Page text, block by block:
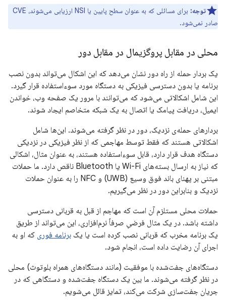
توجه:
برای مسائلی که به عنوان سطح پایین یا NSI ارزیابی می‌شوند، CVE
صادر نمی‌شود.
محلی در مقابل پروگزیمال در مقابل دور
یک بردار حمله از راه دور نشان می‌دهد که این اشکال می‌تواند بدون نصب
برنامه یا بدون دسترسی فیزیکی به دستگاه مورد سوءاستفاده قرار گیرد.
این شامل اشکالاتی می‌شود که می‌توانند با مرور یک صفحه وب، خواندن
ایمیل، دریافت پیامک یا اتصال به یک شبکه متخاصم ایجاد شوند.
بردارهای حمله‌ی نزدیک، دور در نظر گرفته می‌شوند. این‌ها شامل
اشکالاتی هستند که فقط توسط مهاجمی که از نظر فیزیکی در نزدیکی
دستگاه هدف قرار دارد، قابل سوءاستفاده هستند، به عنوان مثال، اشکالی
که نیاز به ارسال بسته‌های Wi-Fi یا Bluetooth ناقص دارد. ما حملات
مبتنی بر پهنای باند فوق وسیع (UWB) و NFC را به عنوان حملات
نزدیک و بنابراین دور در نظر می‌گیریم.
حملات محلی مستلزم آن است که مهاجم از قبل به قربانی دسترسی
داشته باشد. در یک مثال فرضیِ صرفاً نرم‌افزاری، این می‌تواند از طریق
یک برنامه مخرب که قربانی نصب کرده است یا یک برنامه فوری که او به
اجرای آن رضایت داده است، انجام شود.
دستگاه‌های جفت‌شده با موفقیت (مانند دستگاه‌های همراه بلوتوث) محلی
در نظر گرفته می‌شوند. ما بین یک دستگاه جفت‌شده و دستگاهی که در
جریان جفت‌سازی شرکت می‌کند، تمایز قائل می‌شویم.